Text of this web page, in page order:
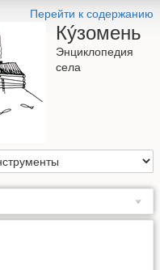
Перейти к содержанию
Кýзомень
Энциклопедия
села